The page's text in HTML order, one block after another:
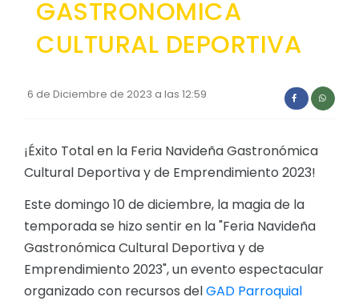
Convocatorias
GESTIÓN ADMINISTRATIVA
Convenios Institucionales
PRESUPUESTO: EJECUCIÓN Y REPORTES
Cédulas presupuestarias y balances
Procesos de contratación
Ejecución Presupuestaria
GASTRONOMICA
CULTURAL DEPORTIVA
6 de Diciembre de 2023 a las 12:59
¡Éxito Total en la Feria Navideña Gastronómica
Cultural Deportiva y de Emprendimiento 2023!
Este domingo 10 de diciembre, la magia de la
temporada se hizo sentir en la "Feria Navideña
Gastronómica Cultural Deportiva y de
Emprendimiento 2023", un evento espectacular
organizado con recursos delGAD Parroquial